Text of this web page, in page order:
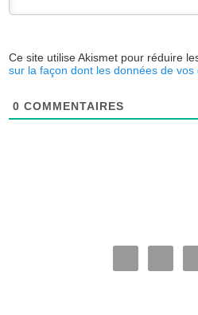
Ce site utilise Akismet pour réduire
sur la façon dont les données de
0 COMMENTAIRES